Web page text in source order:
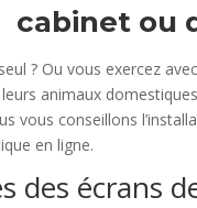
cabinet ou
? Ou vous exercez
animaux
vous conseillons
en ligne.
des écrans